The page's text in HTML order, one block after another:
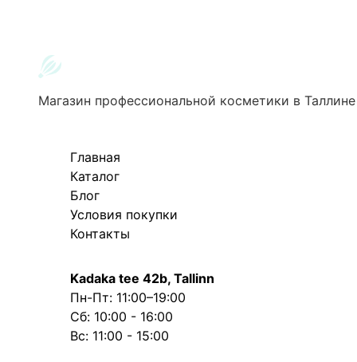
Магазин профессиональной косметики в Таллине
Главная
Каталог
Блог
Условия покупки
Контакты
Kadaka tee 42b, Tallinn
Пн-Пт: 11:00–19:00
Сб: 10:00 - 16:00
Вс: 11:00 - 15:00